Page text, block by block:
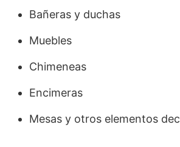
Bañeras y duchas
Muebles
Chimeneas
Encimeras
Mesas y otros elementos